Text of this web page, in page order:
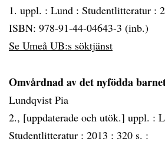
1. uppl. : Lund : Studentlitteratur :
ISBN: 978-91-44-04643-3 (inb.)
Se Umeå UB:s söktjänst
Omvårdnad av det nyfödda
Lundqvist Pia
2., [uppdaterade och utök.] uppl. :
Studentlitteratur : 2013 : 320 s. :